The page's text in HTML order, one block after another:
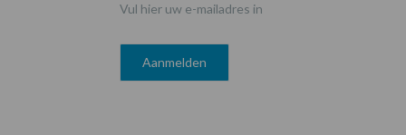
Vul hier uw e-mailadres in